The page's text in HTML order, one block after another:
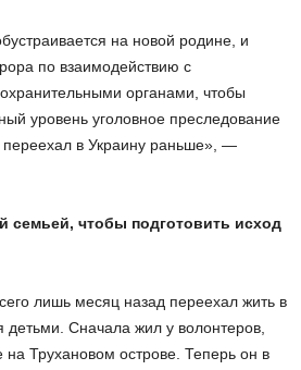
на новой родине, и
по взаимодействию с
органами, чтобы
уровень уголовное преследование
в Украину раньше», —
семьей, чтобы подготовить исход
лишь месяц назад переехал жить в
детьми. Сначала жил у волонтеров,
на Трухановом острове. Теперь он в